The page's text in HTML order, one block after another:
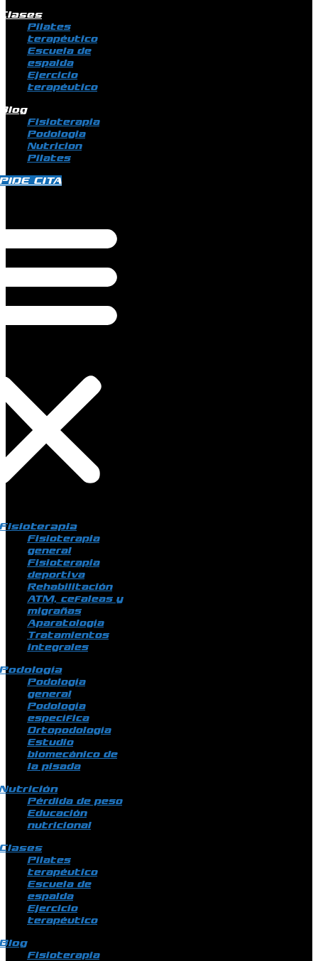
Pilates
terapéutico
Escuela de
espalda
Ejercicio
terapéutico
Fisioterapia
Podologia
Nutricion
Pilates
CITA
Fisioterapia
general
Fisioterapia
deportiva
Rehabilitación
ATM, cefaleas y
migrañas
Aparatología
Tratamientos
integrales
Podología
general
Podología
específica
Ortopodología
Estudio
biomecánico de
la pisada
Pérdida de peso
Educación
nutricional
Pilates
terapéutico
Escuela de
espalda
Ejercicio
terapéutico
Fisioterapia